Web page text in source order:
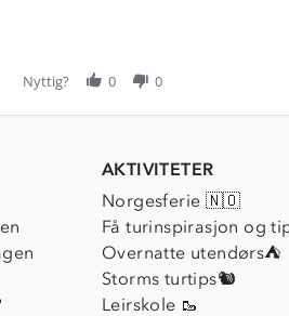
Nyttig? 0 0
AKTIVITETER
Norgesferie 🇳🇴
Få turinspirasjon og
Overnatte utendørs⛺
Storms turtips🐿️
Leirskole 🥾